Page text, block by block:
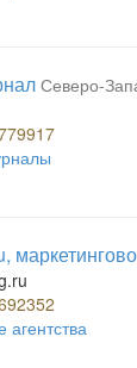
Северо-
агентства